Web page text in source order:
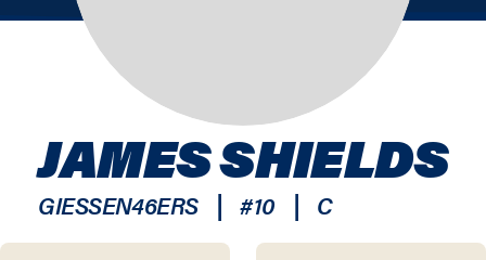
JAMES SHIELDS
GIESSEN46ERS | #10 | C